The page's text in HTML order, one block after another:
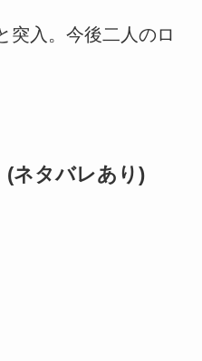
突入。今後二人のロ
(ネタバレあり)